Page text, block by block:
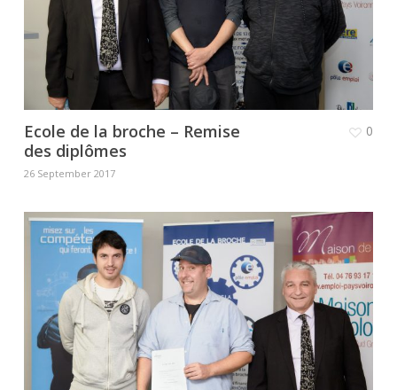
Ecole de la broche – Remise
des diplômes
26 September 2017
0